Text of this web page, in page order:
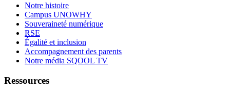
Notre histoire
Campus UNOWHY
Souveraineté numérique
RSE
Égalité et inclusion
Accompagnement des parents
Notre média SQOOL TV
Ressources